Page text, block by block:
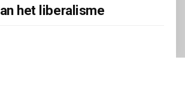
het liberalisme